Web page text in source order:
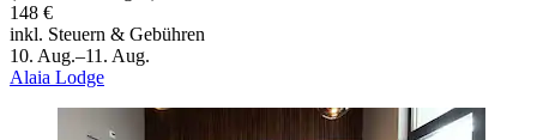
148 €
inkl. Steuern & Gebühren
10. Aug.–11. Aug.
Alaia Lodge